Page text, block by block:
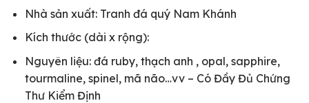
Nhà sản xuất: Tranh đá quý Nam Khánh
Kích thước (dài x rộng):
Nguyên liệu: đá ruby, thạch anh , opal, sapphire,
tourmaline, spinel, mã não…vv – Có Đầy Đủ Chứng
Thư Kiểm Định